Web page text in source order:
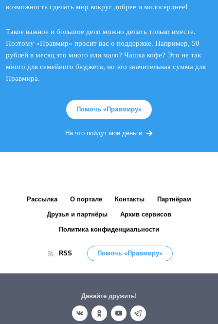
возможность сделать мир вокруг добрее и милосерднее!
Такое важное и большое дело можно делать только вместе.
Поэтому «Правмир» просит вас о поддержке. Например, 50
рублей в месяц это много или мало? Чашка кофе? Это не так
много для семейного бюджета, но это значительная сумма для
Правмира.
Помочь «Правмиру»
На что пойдут мои деньги
Рассылка О портале Контакты Партнёрам
Друзья и партнёры Архив сервисов
Политика конфиденциальности
RSS Помочь «Правмиру»
Давайте дружить!